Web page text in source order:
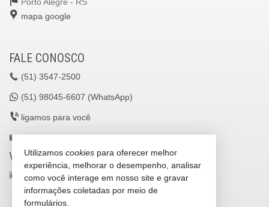
mapa google
FALE CONOSCO
(51) 3547-2500
(51) 98045-6607 (WhatsApp)
ligamos para você
lavilleimoveisltda@gmail.com
VEJA MAIS
receba nosso newsletter
cadastre seu imóvel
Utilizamos cookies para oferecer melhor
experiência, melhorar o desempenho, analisar
como você interage em nosso site e gravar
informações coletadas por meio de
formulários.